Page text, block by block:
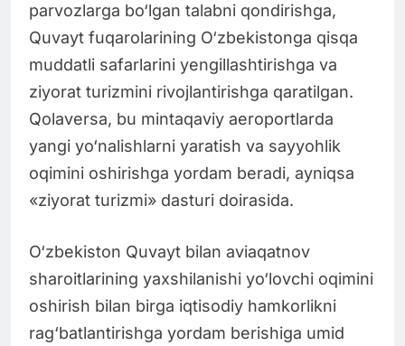
parvozlarga bo‘lgan talabni qondirishga,
Quvayt fuqarolarining O‘zbekistonga qisqa
muddatli safarlarini yengillashtirishga va
ziyorat turizmini rivojlantirishga qaratilgan.
Qolaversa, bu mintaqaviy aeroportlarda
yangi yo‘nalishlarni yaratish va sayyohlik
oqimini oshirishga yordam beradi, ayniqsa
«ziyorat turizmi» dasturi doirasida.
O‘zbekiston Quvayt bilan aviaqatnov
sharoitlarining yaxshilanishi yo‘lovchi oqimini
oshirish bilan birga iqtisodiy hamkorlikni
rag‘batlantirishga yordam berishiga umid